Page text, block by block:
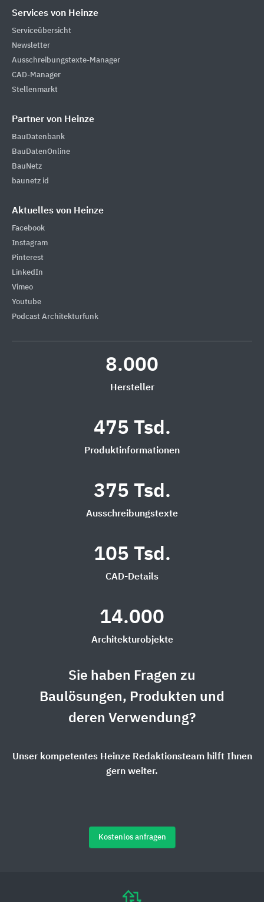
Services von Heinze
Serviceübersicht
Newsletter
Ausschreibungstexte-Manager
CAD-Manager
Stellenmarkt
Partner von Heinze
BauDatenbank
BauDatenOnline
BauNetz
baunetz id
Aktuelles von Heinze
Facebook
Instagram
Pinterest
LinkedIn
Vimeo
Youtube
Podcast Architekturfunk
8.000
Hersteller
475 Tsd.
Produktinformationen
375 Tsd.
Ausschreibungstexte
105 Tsd.
CAD-Details
14.000
Architekturobjekte
Sie haben Fragen zu
Baulösungen, Produkten und
deren Verwendung?
Unser kompetentes Heinze Redaktionsteam hilft Ihnen
gern weiter.
Kostenlos anfragen